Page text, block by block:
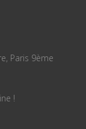
Paris 9ème
!